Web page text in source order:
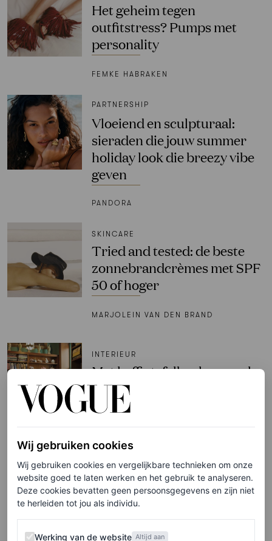
Het geheim tegen
outfitstress? Pumps met
personality
FEMKE HABRAKEN
PARTNERSHIP
Vloeiend en sculpturaal:
sieraden die jouw summer
holiday look die breezy vibe
geven
PANDORA
SKINCARE
Tried and tested: de beste
zonnebrandcrèmes met SPF
50 of hoger
MARJOLEIN VAN DEN BRAND
INTERIEUR
Met koffietafelboeken maak
je van je dressoir een
modebibliotheek: dit zijn
MARLOES VAN WIJNEN
TRENDS
‘Van de catwalk tot op straat:
overal spot ik studs – en dan
vooral op deze mode-items’
Wij gebruiken cookies
Wij gebruiken cookies en vergelijkbare technieken om onze
website goed te laten werken en het gebruik te analyseren.
Deze cookies bevatten geen persoonsgegevens en zijn niet
te herleiden tot jou als individu.
Werking van de website
Werking van de website Altijd aan